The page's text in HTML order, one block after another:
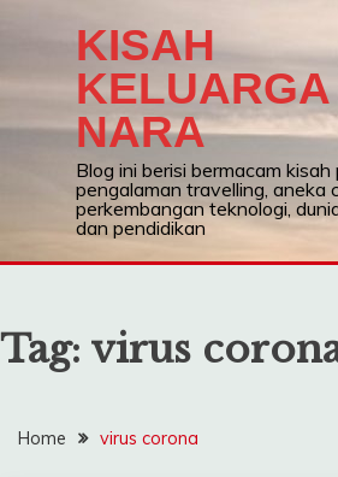
KISAH
KELUARGA
NARA
Blog ini berisi bermacam kisah
pengalaman travelling, aneka
perkembangan teknologi,
dan pendidikan
Tag: virus
Home virus corona